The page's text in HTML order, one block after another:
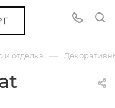
и отделка —